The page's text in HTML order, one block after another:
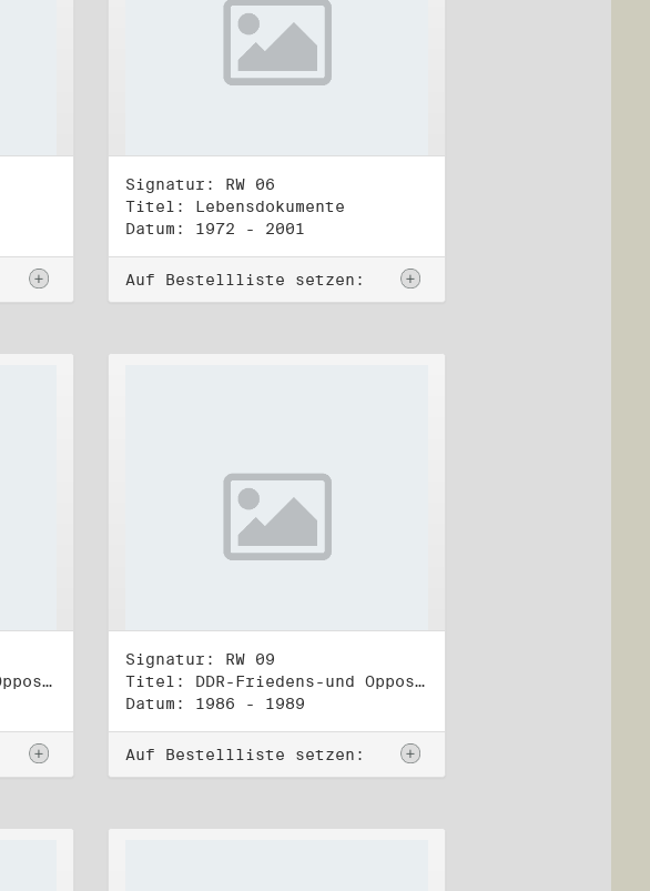
Signatur: RW 06
Titel: Lebensdokumente
Datum: 1972 - 2001
Auf Bestellliste setzen:
Titel: DDR-Friedens-und Oppositionsbewegung (1)
Signatur: RW 09
Titel: DDR-Friedens-und Oppositionsbewegung (2)
Datum: 1986 - 1989
Auf Bestellliste setzen: